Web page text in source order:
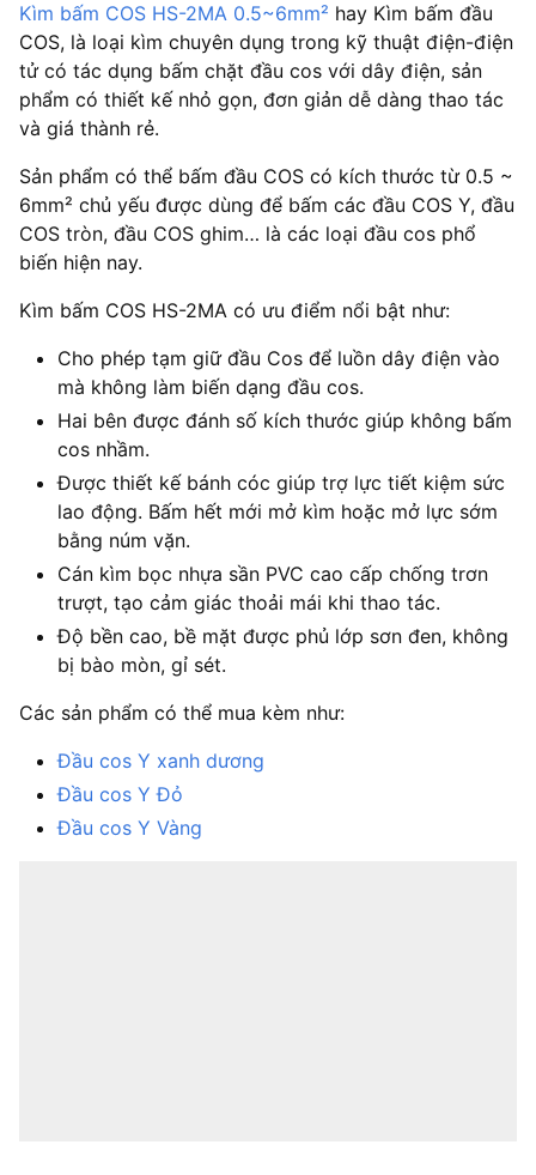
Kìm bấm COS HS-2MA 0.5~6mm² hay Kìm bấm đầu
COS, là loại kìm chuyên dụng trong kỹ thuật điện-điện
tử có tác dụng bấm chặt đầu cos với dây điện, sản
phẩm có thiết kế nhỏ gọn, đơn giản dễ dàng thao tác
và giá thành rẻ.
Sản phẩm có thể bấm đầu COS có kích thước từ 0.5 ~
6mm² chủ yếu được dùng để bấm các đầu COS Y, đầu
COS tròn, đầu COS ghim… là các loại đầu cos phổ
biến hiện nay.
Kìm bấm COS HS-2MA có ưu điểm nổi bật như:
Cho phép tạm giữ đầu Cos để luồn dây điện vào
mà không làm biến dạng đầu cos.
Hai bên được đánh số kích thước giúp không bấm
cos nhầm.
Được thiết kế bánh cóc giúp trợ lực tiết kiệm sức
lao động. Bấm hết mới mở kìm hoặc mở lực sớm
bằng núm vặn.
Cán kìm bọc nhựa sần PVC cao cấp chống trơn
trượt, tạo cảm giác thoải mái khi thao tác.
Độ bền cao, bề mặt được phủ lớp sơn đen, không
bị bào mòn, gỉ sét.
Các sản phẩm có thể mua kèm như:
Đầu cos Y xanh dương
Đầu cos Y Đỏ
Đầu cos Y Vàng